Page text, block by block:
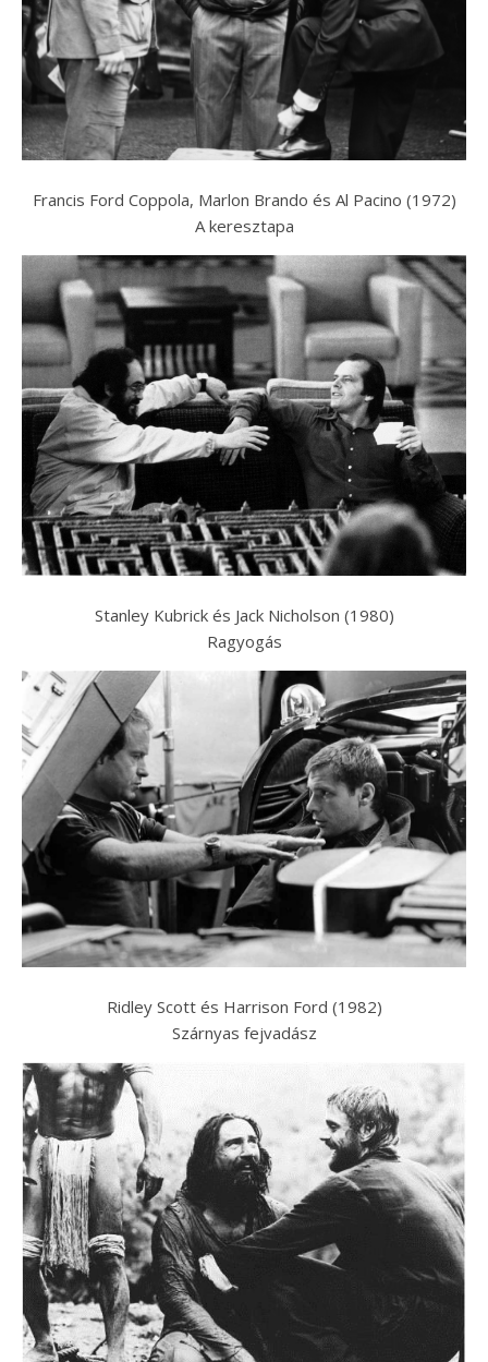
Francis Ford Coppola, Marlon Brando és Al Pacino (1972)
A keresztapa
Stanley Kubrick és Jack Nicholson (1980)
Ragyogás
Ridley Scott és Harrison Ford (1982)
Szárnyas fejvadász